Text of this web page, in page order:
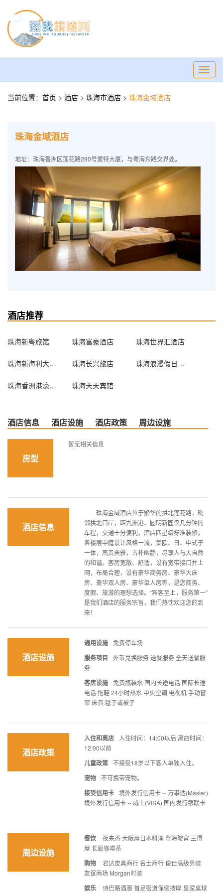
当前位置： 首页 > 酒店 > 珠海市酒店 > 珠海金域酒店
珠海金域酒店
地址：珠海香洲区莲花路280号爱特大厦，与粤海东路交界处。
酒店推荐
珠海新粤旅馆 珠海富豪酒店 珠海世界汇酒店
珠海新海利大酒店 珠海长兴旅店 珠海浪漫假日短租公寓式酒店
珠海香洲港濠酒店 珠海天天宾馆
酒店信息 酒店设施 酒店政策 周边设施
房型
暂无相关信息
酒店信息
珠海金域酒店位于繁华的拱北莲花路，毗
邻拱北口岸，距九洲港、圆明新园仅几分钟的
车程，交通十分便利。酒店四星级标准装修，
各楼层中庭设计风格一流，集欧、日、中式于
一体，高贵典雅，古朴幽静，尽享人与大自然
的和谐。客房宽敞、舒适，设有宽带接口并上
网，布局合理，设有豪华商务房、豪华大床
房、豪华双人房、豪华单人房等，是您商务、
度假、旅游的理想选择。“宾客至上，服务第一”
是我们酒店的服务宗旨，我们热忱欢迎您的到
来！
酒店设施
通用设施 免费停车场
服务项目
外币兑换服务 送餐服务 全天送餐服
务
客房设施 免费瓶装水 国内长途电话 国际长途
电话 拖鞋 24小时热水 中央空调 电视机 手动窗
帘 床具:毯子或被子
酒店政策
入住和离店
入住时间：14:00以后 离店时间：
12:00以前
儿童政策 不接受18岁以下客人单独入住。
宠物 不可携带宠物。
接受信用卡 境外发行信用卡 -- 万事达(Master)
境外发行信用卡 -- 威士(VISA) 国内发行银联卡
周边设施
餐饮
夜来香 大阪屋日本料理 粤海璇宫 三得
屋 长廊咖啡茶
购物
君达皮具商行 名士商行 俊仕高级男装
友谊商场 Morgan时装
娱乐 诗巴路酒廊 首足密道保健按摩 皇家桌球